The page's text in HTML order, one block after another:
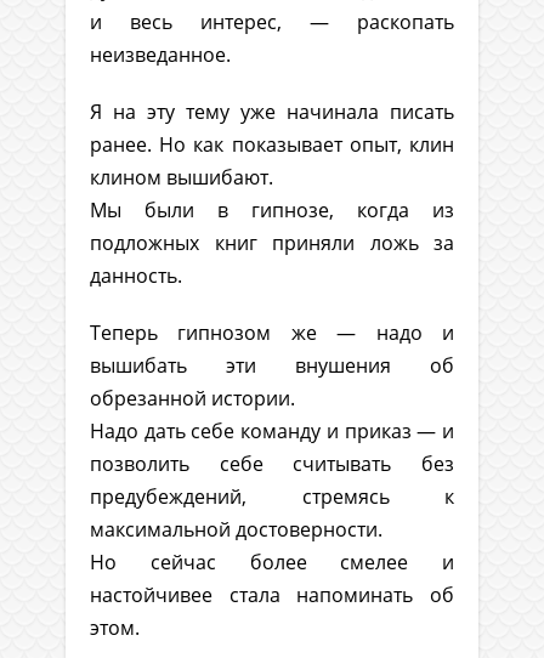
и весь интерес, — раскопать
неизведанное.
Я на эту тему уже начинала писать
ранее. Но как показывает опыт, клин
клином вышибают.
Мы были в гипнозе, когда из
подложных книг приняли ложь за
данность.
Теперь гипнозом же — надо и
вышибать эти внушения об
обрезанной истории.
Надо дать себе команду и приказ — и
позволить себе считывать без
предубеждений, стремясь к
максимальной достоверности.
Но сейчас более смелее и
настойчивее стала напоминать об
этом.